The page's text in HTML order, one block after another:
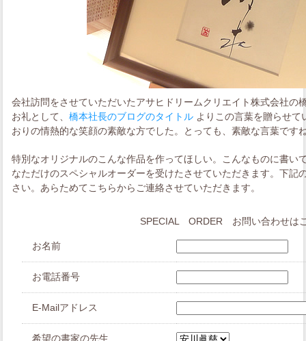
会社訪問をさせていただいたアサヒドリームクリエイト株式会社の
お礼として、 橋本社長のブログのタイトル よりこの言葉を贈らせ
おりの情熱的な笑顔の素敵な方でした。とっても、素敵な言葉です
特別なオリジナルのこんな作品を作ってほしい。こんなものに書い
なただけのスペシャルオーダーを受けたさせていただきます。下記
さい。あらためてこちらからご連絡させていただきます。
SPECIAL ORDER お問い合わせは
お名前
お電話番号
E-Mailアドレス
希望の書家の先生